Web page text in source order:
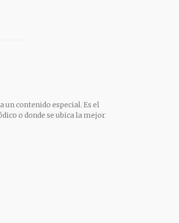
un contenido especial. Es el
o donde se ubica la mejor